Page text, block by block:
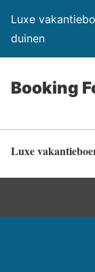
Luxe
duinen
Booking
Luxe